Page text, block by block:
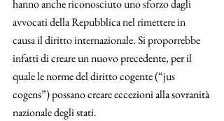
hanno anche riconosciuto uno sforzo dagli
avvocati della Repubblica nel rimettere in
causa il diritto internazionale. Si proporrebbe
infatti di creare un nuovo precedente, per il
quale le norme del diritto cogente (“jus
cogens”) possano creare eccezioni alla sovranità
nazionale degli stati.